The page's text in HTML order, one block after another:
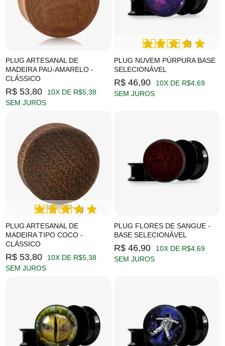
PLUG ARTESANAL DE
MADEIRA PAU-AMARELO -
CLÁSSICO
R$ 53,80
10X DE R$5,38
SEM JUROS
PLUG NUVEM PÚRPURA BASE
SELECIONÁVEL
(2)
R$ 46,90
10X DE R$4,69
SEM JUROS
PLUG ARTESANAL DE
MADEIRA TIPO COCO -
CLÁSSICO
(1)
R$ 53,80
10X DE R$5,38
SEM JUROS
PLUG FLORES DE SANGUE -
BASE SELECIONÁVEL
R$ 46,90
10X DE R$4,69
SEM JUROS